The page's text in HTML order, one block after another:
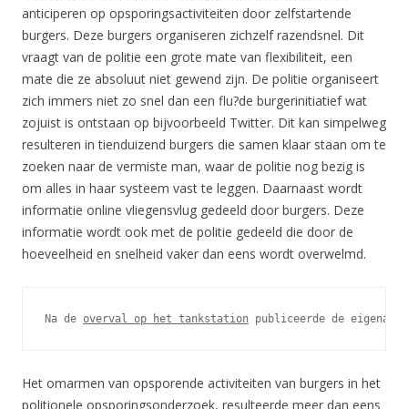
anticiperen op opsporingsactiviteiten door zelfstartende
burgers. Deze burgers organiseren zichzelf razendsnel. Dit
vraagt van de politie een grote mate van flexibiliteit, een
mate die ze absoluut niet gewend zijn. De politie organiseert
zich immers niet zo snel dan een flu?de burgerinitiatief wat
zojuist is ontstaan op bijvoorbeeld Twitter. Dit kan simpelweg
resulteren in tienduizend burgers die samen klaar staan om te
zoeken naar de vermiste man, waar de politie nog bezig is
om alles in haar systeem vast te leggen. Daarnaast wordt
informatie online vliegensvlug gedeeld door burgers. Deze
informatie wordt ook met de politie gedeeld die door de
hoeveelheid en snelheid vaker dan eens wordt overwelmd.
Na de overval op het tankstation publiceerde de
Het omarmen van opsporende activiteiten van burgers in het
politionele opsporingsonderzoek, resulteerde meer dan eens